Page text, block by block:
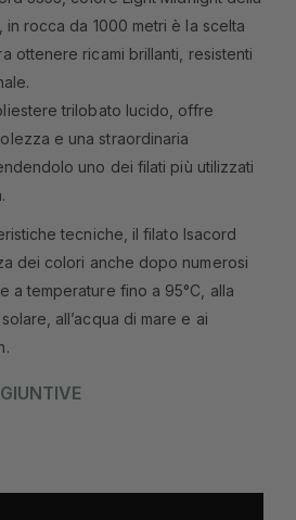
in rocca da 1000 metri è la scelta
ottenere ricami brillanti, resistenti
trilobato lucido, offre
e una straordinaria
uno dei filati più utilizzati
tecniche, il filato Isacord
dei colori anche dopo numerosi
a temperature fino a 95°C, alla
all’acqua di mare e ai